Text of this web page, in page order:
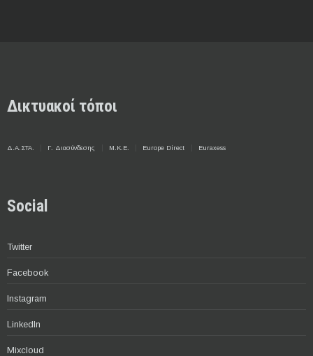
Δικτυακοί τόποι
Δ.Α.ΣΤΑ. Γ. Διασύνδεσης Μ.Κ.Ε. Europe Direct Euraxess
Social
Twitter
Facebook
Instagram
LinkedIn
Mixcloud